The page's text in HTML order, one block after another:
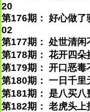
20
第176期： 好心做
02
第177期： 处世清
第178期： 花开四
第179期： 开口恶
第180期： 一日千
第181期： 是八买
第182期： 老虎头